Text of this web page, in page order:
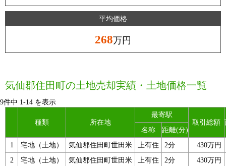
平均価格
268万円
気仙郡住田町の土地売却実績・土地価格一覧
9件中 1-14 を表示
種類 所在地
最寄駅
取引総額
名称
距離(分)
1
宅地（土地） 気仙郡住田町世田米 上有住 2分
430万円
2
宅地（土地） 気仙郡住田町世田米 上有住 2分
430万円